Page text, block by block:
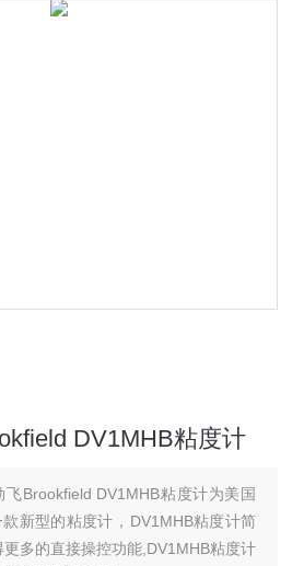
DV1MHB粘度计
飞Brookfield DV1MHB粘度计为美国
新型的粘度计，DV1MHB粘度计简
多的直接操控功能,DV1MHB粘度计